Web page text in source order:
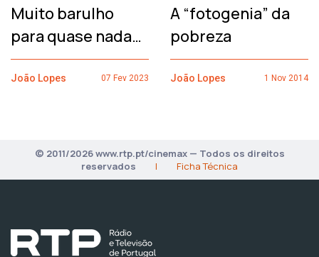
Muito barulho
para quase nada…
João Lopes 07 Fev 2023
A “fotogenia” da
pobreza
João Lopes 1 Nov 2014
© 2011/2026 www.rtp.pt/cinemax — Todos os direitos
reservados
| Ficha Técnica